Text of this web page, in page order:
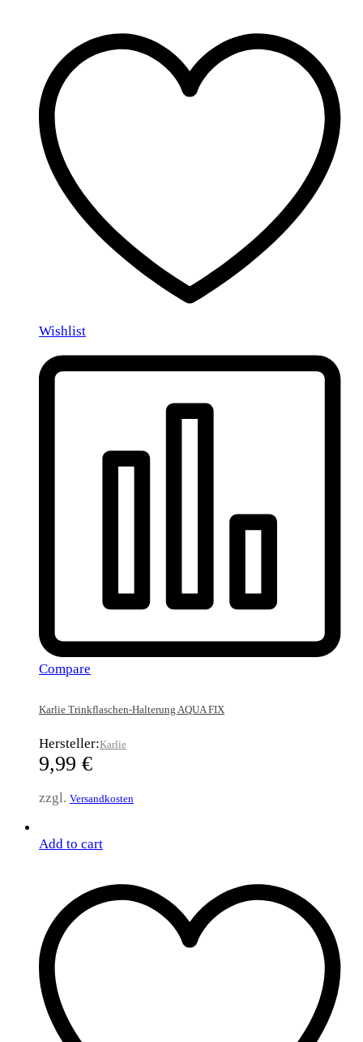
Wishlist
Compare
Karlie Trinkflaschen-Halterung AQUA FIX
Hersteller:Karlie
9,99 €
zzgl. Versandkosten
Add to cart